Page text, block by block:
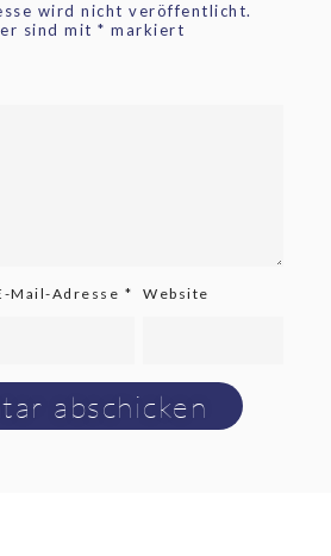
wird nicht veröffentlicht.
sind mit * markiert
Mail-Adresse * Website